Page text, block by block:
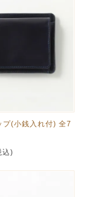
プ(小銭入れ付) 全7
込)